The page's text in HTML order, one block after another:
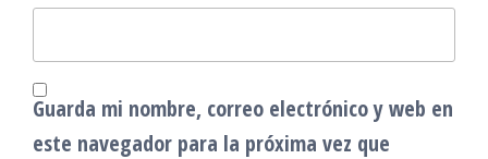
Guarda mi nombre, correo electrónico y web en
este navegador para la próxima vez que